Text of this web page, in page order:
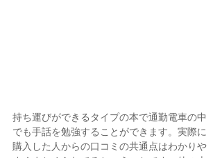
持ち運びができるタイプの本で通勤電車の中
でも手話を勉強することができます。実際に
購入した人からの口コミの共通点はわかりや